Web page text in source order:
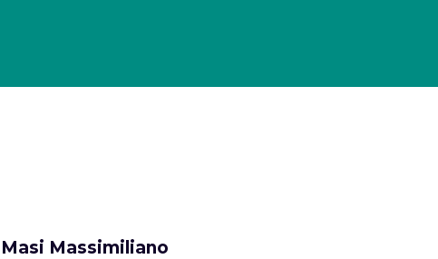
Masi Massimiliano